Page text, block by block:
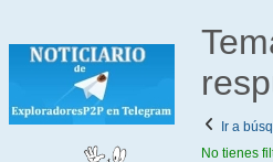
Ir a
No tienes